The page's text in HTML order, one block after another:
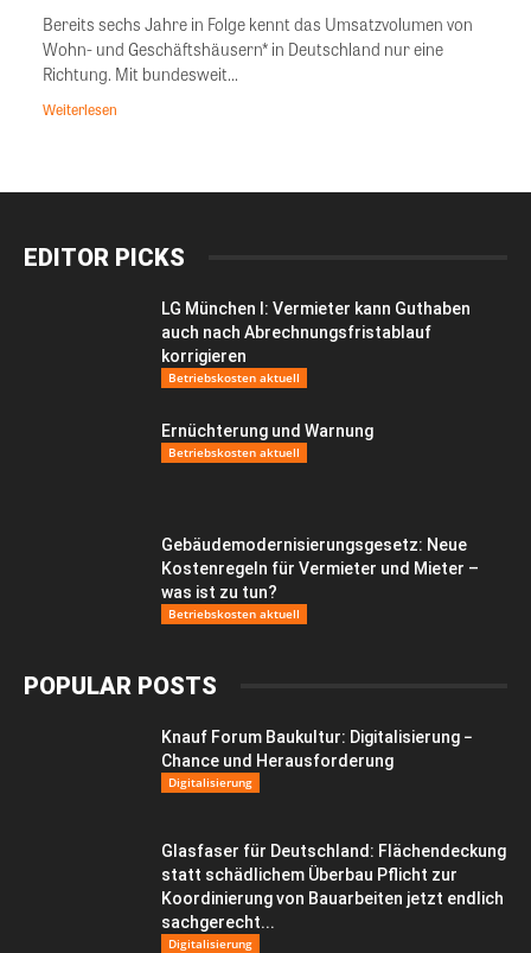
Bereits sechs Jahre in Folge kennt das Umsatzvolumen von
Wohn- und Geschäftshäusern* in Deutschland nur eine
Richtung. Mit bundesweit...
Weiterlesen
EDITOR PICKS
LG München I: Vermieter kann Guthaben
auch nach Abrechnungsfristablauf
korrigieren
Betriebskosten aktuell
Ernüchterung und Warnung
Betriebskosten aktuell
Gebäudemodernisierungsgesetz: Neue
Kostenregeln für Vermieter und Mieter –
was ist zu tun?
Betriebskosten aktuell
POPULAR POSTS
Knauf Forum Baukultur: Digitalisierung −
Chance und Herausforderung
Digitalisierung
Glasfaser für Deutschland: Flächendeckung
statt schädlichem Überbau Pflicht zur
Koordinierung von Bauarbeiten jetzt endlich
sachgerecht...
Digitalisierung